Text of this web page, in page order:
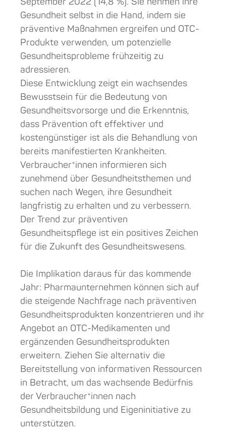
September 2022 (14,8 %). Sie nehmen ihre
Gesundheit selbst in die Hand, indem sie
präventive Maßnahmen ergreifen und OTC-
Produkte verwenden, um potenzielle
Gesundheitsprobleme frühzeitig zu
adressieren.
Diese Entwicklung zeigt ein wachsendes
Bewusstsein für die Bedeutung von
Gesundheitsvorsorge und die Erkenntnis,
dass Prävention oft effektiver und
kostengünstiger ist als die Behandlung von
bereits manifestierten Krankheiten.
Verbraucher*innen informieren sich
zunehmend über Gesundheitsthemen und
suchen nach Wegen, ihre Gesundheit
langfristig zu erhalten und zu verbessern.
Der Trend zur präventiven
Gesundheitspflege ist ein positives Zeichen
für die Zukunft des Gesundheitswesens.
Die Implikation daraus für das kommende
Jahr: Pharmaunternehmen können sich auf
die steigende Nachfrage nach präventiven
Gesundheitsprodukten konzentrieren und ihr
Angebot an OTC-Medikamenten und
ergänzenden Gesundheitsprodukten
erweitern. Ziehen Sie alternativ die
Bereitstellung von informativen Ressourcen
in Betracht, um das wachsende Bedürfnis
der Verbraucher*innen nach
Gesundheitsbildung und Eigeninitiative zu
unterstützen.